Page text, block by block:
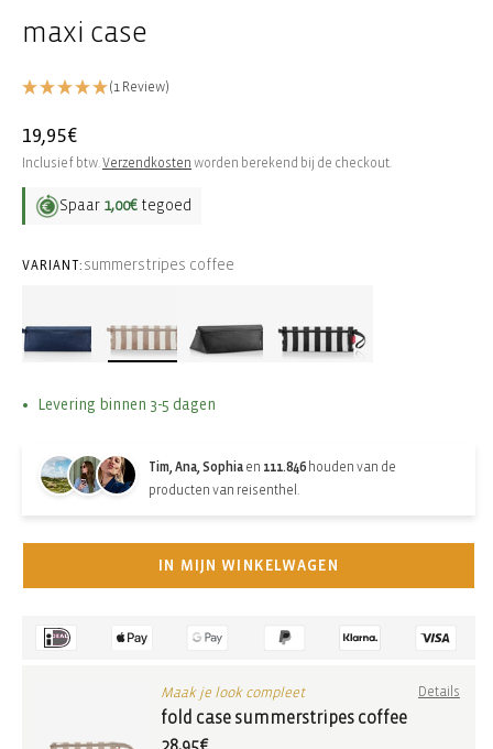
maxi case
(1 Review)
Normale
prijs
19,95€
Inclusief btw.Verzendkosten worden berekend bij de checkout.
Spaar 1,00€ tegoed
VARIANT: summerstripes coffee
Levering binnen 3-5 dagen
Tim, Ana, Sophia en 111.846 houden van de
producten van reisenthel.
IN MIJN WINKELWAGEN
Maak je look compleet Details
fold case summerstripes coffee
28,95€